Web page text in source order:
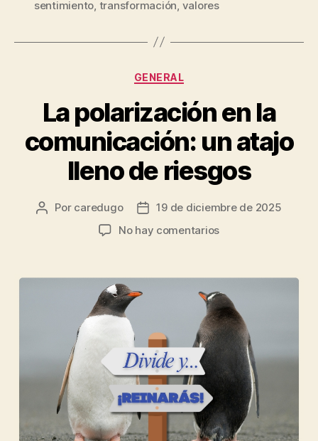
sentimiento transformación valores
GENERAL
La polarización en la
comunicación: un atajo
lleno de riesgos
Por caredugo
19 de diciembre de 2025
No hay comentarios